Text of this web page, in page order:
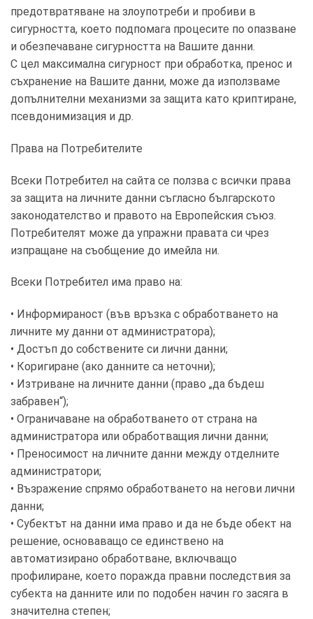
предотвратяване на злоупотреби и пробиви в
сигурността, което подпомага процесите по опазване
и обезпечаване сигурността на Вашите данни.
С цел максимална сигурност при обработка, пренос и
съхранение на Вашите данни, може да използваме
допълнителни механизми за защита като криптиране,
псевдонимизация и др.
Права на Потребителите
Всеки Потребител на сайта се ползва с всички права
за защита на личните данни съгласно българското
законодателство и правото на Европейския съюз.
Потребителят може да упражни правата си чрез
изпращане на съобщение до имейла ни.
Всеки Потребител има право на:
• Информираност (във връзка с обработването на
личните му данни от администратора);
• Достъп до собствените си лични данни;
• Коригиране (ако данните са неточни);
• Изтриване на личните данни (право „да бъдеш
забравен“);
• Ограничаване на обработването от страна на
администратора или обработващия лични данни;
• Преносимост на личните данни между отделните
администратори;
• Възражение спрямо обработването на негови лични
данни;
• Субектът на данни има право и да не бъде обект на
решение, основаващо се единствено на
автоматизирано обработване, включващо
профилиране, което поражда правни последствия за
субекта на данните или по подобен начин го засяга в
значителна степен;